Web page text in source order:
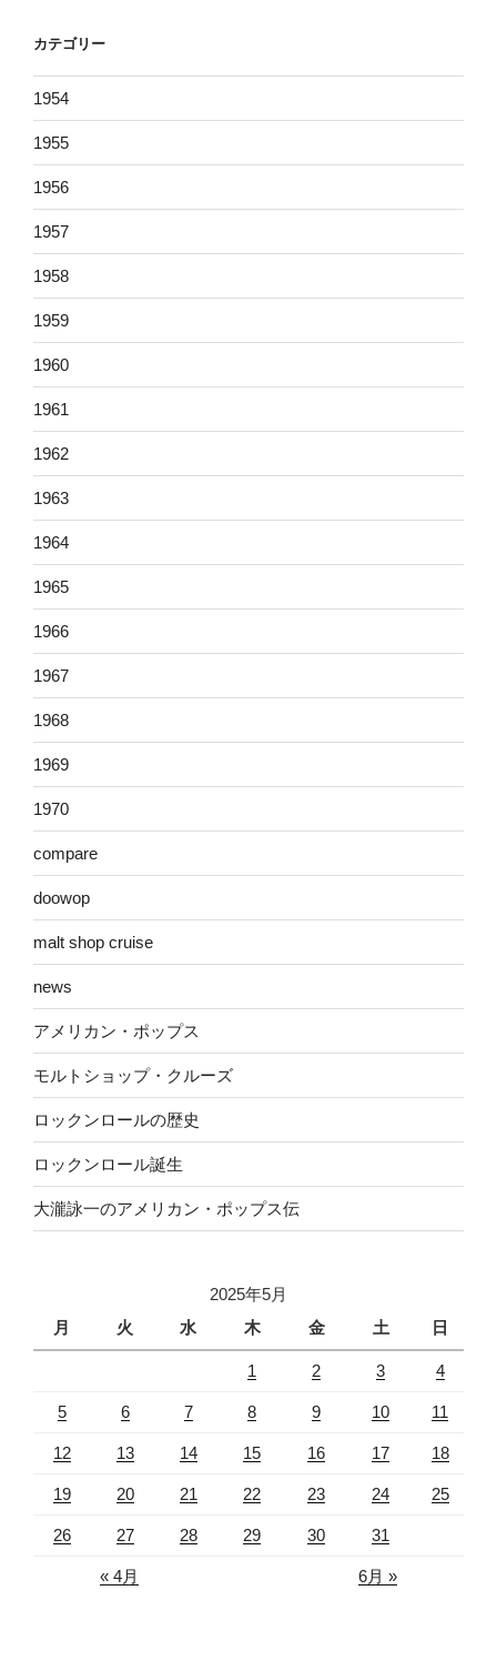
カテゴリー
1954
1955
1956
1957
1958
1959
1960
1961
1962
1963
1964
1965
1966
1967
1968
1969
1970
compare
doowop
malt shop cruise
news
アメリカン・ポップス
モルトショップ・クルーズ
ロックンロールの歴史
ロックンロール誕生
大瀧詠一のアメリカン・ポップス伝
2025年5月
月
火 水 木 金 土 日
1 2 3 4
5 6 7 8 9 10 11
12 13 14 15 16 17 18
19 20 21 22 23 24 25
26 27 28 29 30 31
« 4月 6月 »